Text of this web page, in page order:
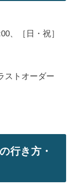
、［日・祝］
ストオーダー
行き方・